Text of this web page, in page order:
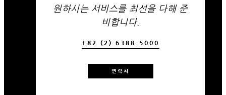
원하시는 서비스를 최선을 다해 준
비합니다.
+82 (2) 6388-5000
연락처